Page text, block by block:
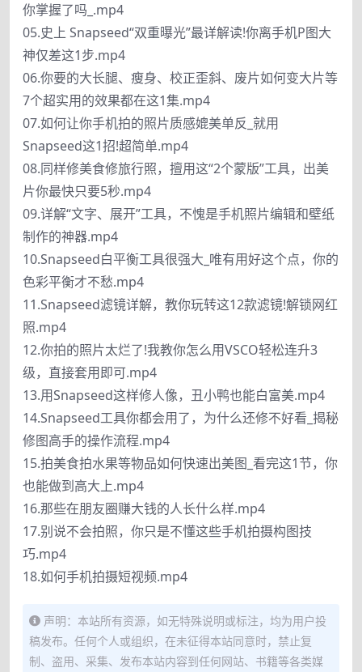
你掌握了吗_.mp4
05.史上 Snapseed“双重曝光”最详解读!你离手机P图大
神仅差这1步.mp4
06.你要的大长腿、瘦身、校正歪斜、废片如何变大片等
7个超实用的效果都在这1集.mp4
07.如何让你手机拍的照片质感媲美单反_就用
Snapseed这1招!超简单.mp4
08.同样修美食修旅行照，擅用这“2个蒙版”工具，出美
片你最快只要5秒.mp4
09.详解“文字、展开”工具，不愧是手机照片编辑和壁纸
制作的神器.mp4
10.Snapseed白平衡工具很强大_唯有用好这个点，你的
色彩平衡才不愁.mp4
11.Snapseed滤镜详解，教你玩转这12款滤镜!解锁网红
照.mp4
12.你拍的照片太烂了!我教你怎么用VSCO轻松连升3
级，直接套用即可.mp4
13.用Snapseed这样修人像，丑小鸭也能白富美.mp4
14.Snapseed工具你都会用了，为什么还修不好看_揭秘
修图高手的操作流程.mp4
15.拍美食拍水果等物品如何快速出美图_看完这1节，你
也能做到高大上.mp4
16.那些在朋友圈赚大钱的人长什么样.mp4
17.别说不会拍照，你只是不懂这些手机拍摄构图技
巧.mp4
18.如何手机拍摄短视频.mp4
声明：本站所有资源，如无特殊说明或标注，均为用户投
稿发布。任何个人或组织，在未征得本站同意时，禁止复
制、盗用、采集、发布本站内容到任何网站、书籍等各类媒